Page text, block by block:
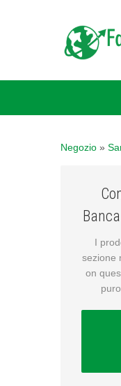
Negozio »
I
sezione
on